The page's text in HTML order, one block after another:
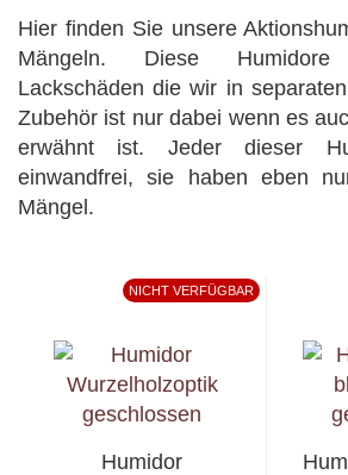
Hier finden Sie unsere
Mängeln. Diese
Lackschäden die wir in
Zubehör ist nur dabei wenn es
erwähnt ist. Jeder dieser
einwandfrei, sie haben eben
Mängel.
NICHT VERFÜGBAR
Humidor